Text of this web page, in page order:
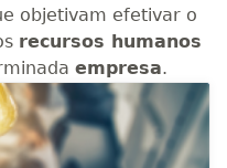
objetivam efetivar o
recursos humanos
empresa.